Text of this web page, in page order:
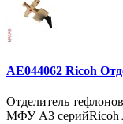
AE044062 Ricoh
Отделитель
МФУ A3 серийRicoh